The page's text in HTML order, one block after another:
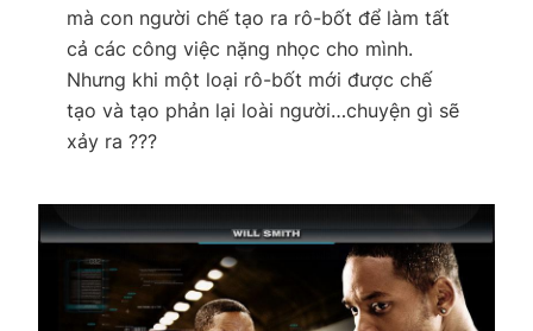
mà con người chế tạo ra rô-bốt để làm tất
cả các công việc nặng nhọc cho mình.
Nhưng khi một loại rô-bốt mới được chế
tạo và tạo phản lại loài người…chuyện gì sẽ
xảy ra ???